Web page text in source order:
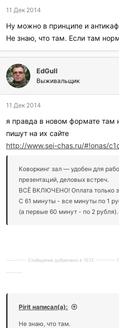
11 Дек 2014
Ну можно в принципе и
Не знаю, что там. Если там
EdGull
Выживальщик
11 Дек 2014
я правда в новом формате там
пишут на их сайте
http://www.sei-chas.ru/#!onas/
Коворкинг зал — удобен для
презентаций, деловых встреч.
ВСЁ ВКЛЮЧЕНО! Оплата только
С 61 минуты - все минуты по 1
(а первые 60 минут - по 2 рубля).
---------- Сообщение добавлено в 15:12 ----------
--------
Pirit написал(а):
Не знаю, что там.